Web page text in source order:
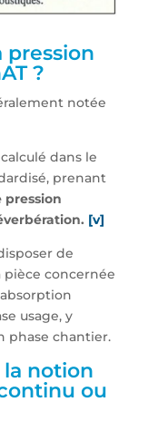
pression
?
notée
dans le
prenant
pression
[v]
de
concernée
usage, y
phase chantier.
notion
ou